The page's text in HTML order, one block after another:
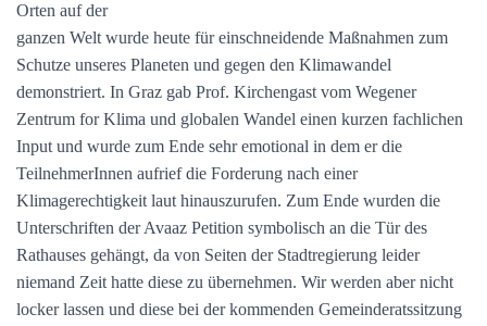
Orten auf der
ganzen Welt wurde heute für einschneidende Maßnahmen zum
Schutze unseres Planeten und gegen den Klimawandel
demonstriert. In Graz gab Prof. Kirchengast vom Wegener
Zentrum for Klima und globalen Wandel einen kurzen fachlichen
Input und wurde zum Ende sehr emotional in dem er die
TeilnehmerInnen aufrief die Forderung nach einer
Klimagerechtigkeit laut hinauszurufen. Zum Ende wurden die
Unterschriften der Avaaz Petition symbolisch an die Tür des
Rathauses gehängt, da von Seiten der Stadtregierung leider
niemand Zeit hatte diese zu übernehmen. Wir werden aber nicht
locker lassen und diese bei der kommenden Gemeinderatssitzung